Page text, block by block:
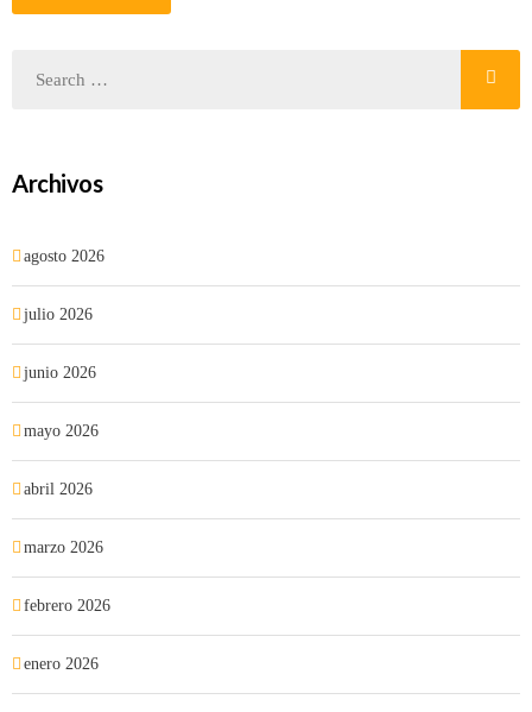
Archivos
agosto 2026
julio 2026
junio 2026
mayo 2026
abril 2026
marzo 2026
febrero 2026
enero 2026